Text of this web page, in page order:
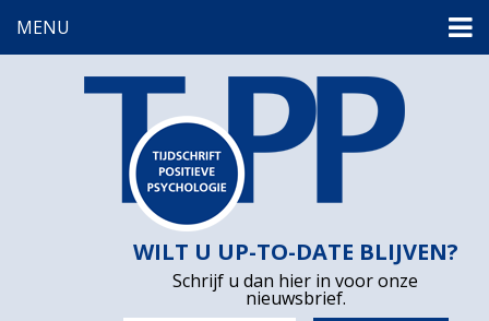
MENU
WILT U UP-TO-DATE BLIJVEN?
Schrijf u dan hier in voor onze
nieuwsbrief.